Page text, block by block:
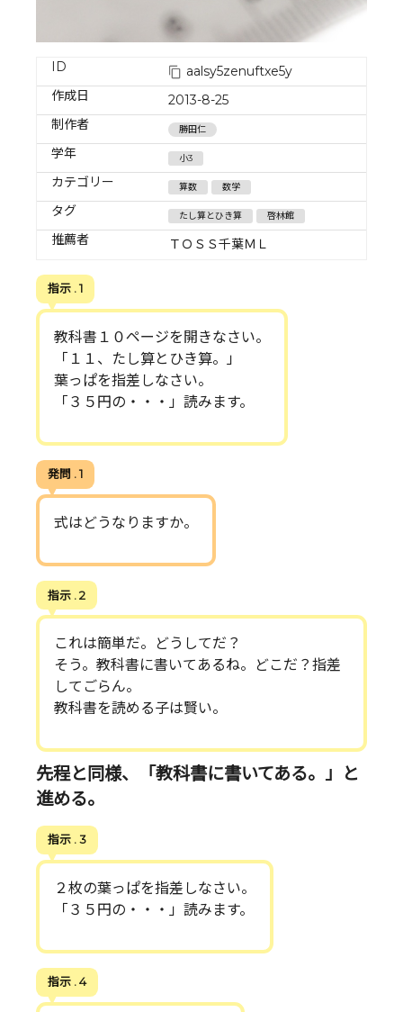
ID
aalsy5zenuftxe5y
作成日
2013-8-25
制作者
勝田仁
学年 小3
カテゴリー 算数 数学
タグ たし算とひき算 啓林館
推薦者 ＴＯＳＳ千葉ＭＬ
指示 . 1
教科書１０ページを開きなさい。
「１１、たし算とひき算。」
葉っぱを指差しなさい。
「３５円の・・・」読みます。
発問 . 1
式はどうなりますか。
指示 . 2
これは簡単だ。どうしてだ？
そう。教科書に書いてあるね。どこだ？指差
してごらん。
教科書を読める子は賢い。
先程と同様、「教科書に書いてある。」と
進める。
指示 . 3
２枚の葉っぱを指差しなさい。
「３５円の・・・」読みます。
指示 . 4